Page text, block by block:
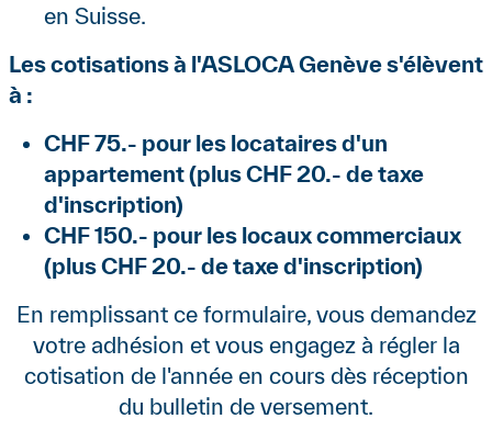
en Suisse.
Les cotisations à l'ASLOCA Genève s'élèvent
à :
CHF 75.- pour les locataires d'un
appartement (plus CHF 20.- de taxe
d'inscription)
CHF 150.- pour les locaux commerciaux
(plus CHF 20.- de taxe d'inscription)
En remplissant ce formulaire, vous demandez
votre adhésion et vous engagez à régler la
cotisation de l'année en cours dès réception
du bulletin de versement.